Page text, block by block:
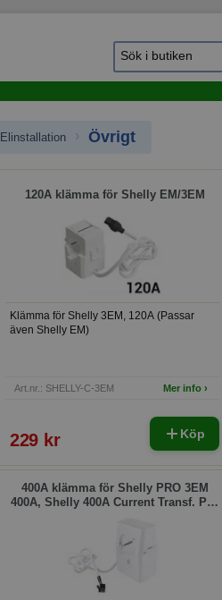
Elinstallation › Övrigt
120A klämma för Shelly EM/3EM
Klämma för Shelly 3EM, 120A (Passar
även Shelly EM)
Art.nr.: SHELLY-C-3EM Mer info ›
229 kr Köp
400A klämma för Shelly PRO 3EM
400A, Shelly 400A Current Transf. Pro